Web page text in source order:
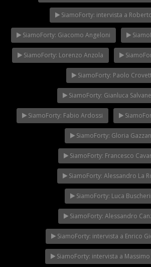
SiamoForty: intervista a
SiamoForty: Giacomo Angeloni
SiamoForty: Lorenzo Anzola
SiamoForty: Paolo
SiamoForty: Gianluca
SiamoForty: Fabio Ardossi
SiamoForty: Gloria
SiamoForty: Francesco
SiamoForty: Alessandro La
SiamoForty: Luca
SiamoForty: Alessandro
SiamoForty: intervista a Enrico
SiamoForty: intervista a